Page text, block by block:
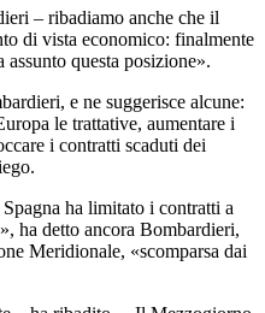
– ribadiamo anche che il
di vista economico: finalmente
questa posizione».
e ne suggerisce alcune:
le trattative, aumentare i
i contratti scaduti dei
ha limitato i contratti a
ha detto ancora Bombardieri,
Meridionale, «scomparsa dai